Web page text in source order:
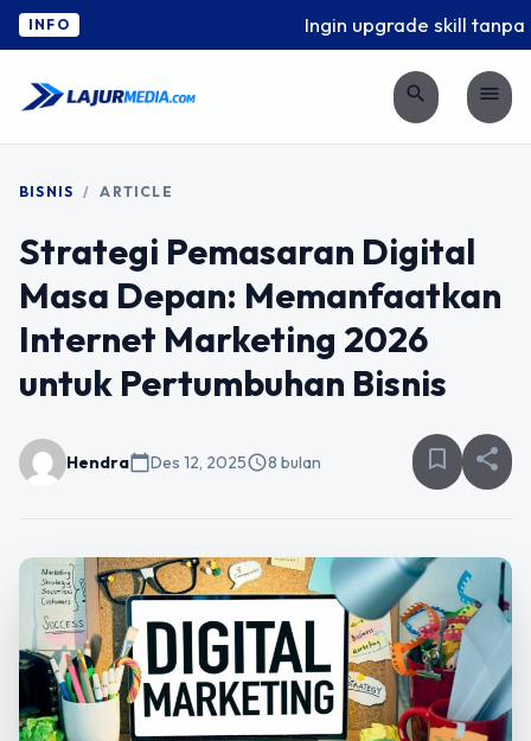
INFO Ingin upgrade skill tanpa
search menu
BISNIS / ARTICLE
Strategi Pemasaran Digital
Masa Depan: Memanfaatkan
Internet Marketing 2026
untuk Pertumbuhan Bisnis
Hendracalendar_todayDes 12, 2025schedule8 bulan bookmark_border share